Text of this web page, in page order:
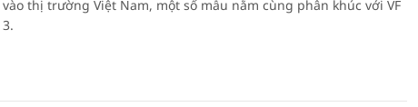
vào thị trường Việt Nam, một số mẫu nằm cùng phân khúc với VF
3.